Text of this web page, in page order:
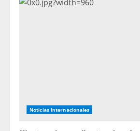
Noticias Internacionales